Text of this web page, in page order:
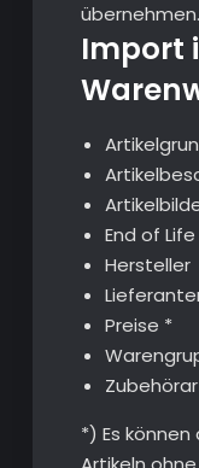
Import
End of
Hersteller
Preise *
*) Es